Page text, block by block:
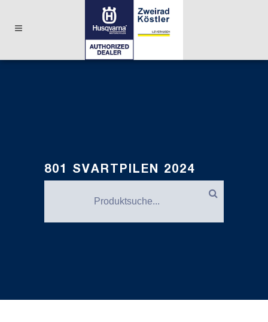
801 SVARTPILEN 2024